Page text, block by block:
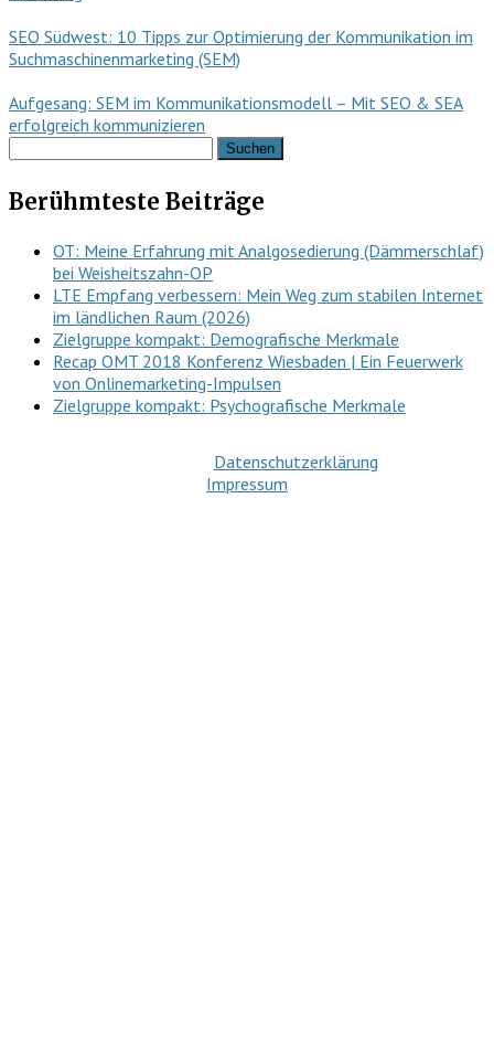
SEO Südwest: 10 Tipps zur Optimierung der Kommunikation im
Suchmaschinenmarketing (SEM)
Aufgesang: SEM im Kommunikationsmodell – Mit SEO & SEA
erfolgreich kommunizieren
Suchen
nach:
Berühmteste Beiträge
OT: Meine Erfahrung mit Analgosedierung (Dämmerschlaf)
bei Weisheitszahn-OP
LTE Empfang verbessern: Mein Weg zum stabilen Internet
im ländlichen Raum (2026)
Zielgruppe kompakt: Demografische Merkmale
Recap OMT 2018 Konferenz Wiesbaden | Ein Feuerwerk
von Onlinemarketing-Impulsen
Zielgruppe kompakt: Psychografische Merkmale
Datenschutzerklärung
Impressum